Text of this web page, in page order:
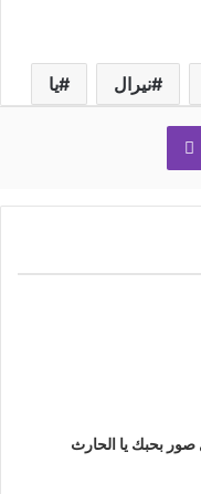
نيرال يا
ڤايبر
صور بحبك يا الحارث